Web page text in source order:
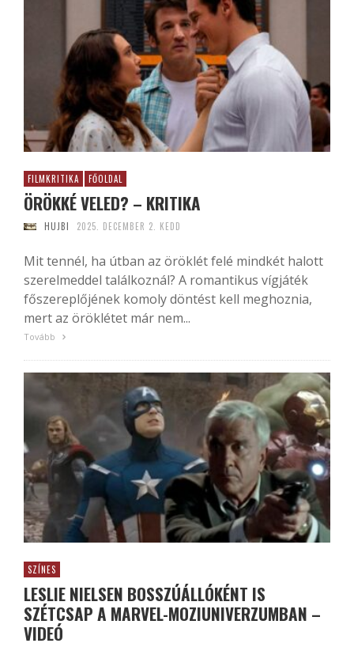
FILMKRITIKA FŐOLDAL
ÖRÖKKÉ VELED? – KRITIKA
HUJBI 2025. DECEMBER 2. KEDD
Mit tennél, ha útban az öröklét felé mindkét halott
szerelmeddel találkoznál? A romantikus vígjáték
főszereplőjének komoly döntést kell meghoznia,
mert az öröklétet már nem...
Tovább
SZÍNES
LESLIE NIELSEN BOSSZÚÁLLÓKÉNT IS
SZÉTCSAP A MARVEL-MOZIUNIVERZUMBAN –
VIDEÓ